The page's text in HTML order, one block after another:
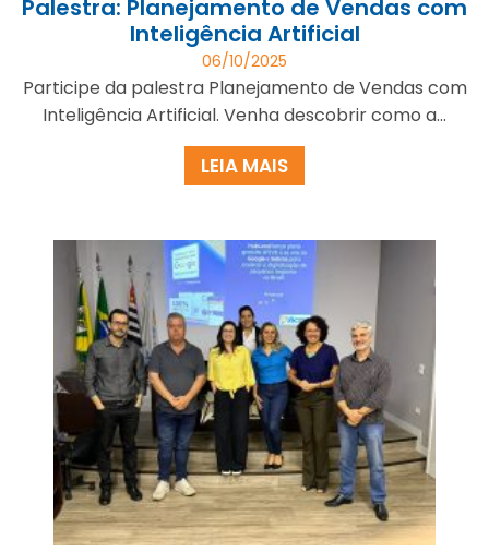
Palestra: Planejamento de Vendas com
Inteligência Artificial
06/10/2025
Participe da palestra Planejamento de Vendas com
Inteligência Artificial. Venha descobrir como a...
LEIA MAIS